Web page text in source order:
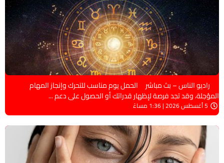
راديو الناس – بث مباشر الحمل يوم مناسب للتحرك وإنجاز المهام
المؤجلة، وقد تجد فرصة لإظهار قدراتك أو الحصول على دعم ...
5 أغسطس 2026 | 1:36 مساءً